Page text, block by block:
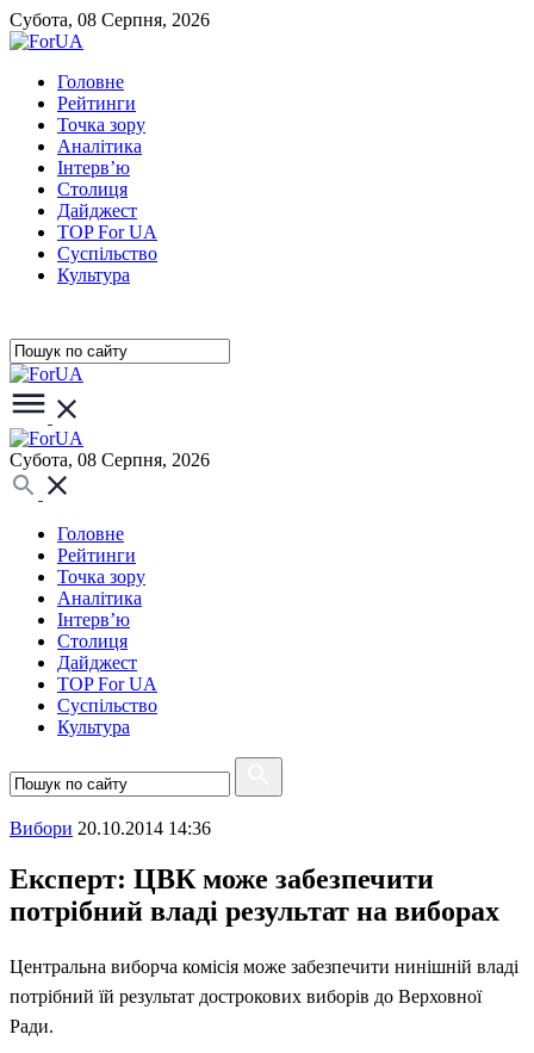
Субота, 08 Серпня, 2026
Головне
Рейтинги
Точка зору
Аналітика
Інтерв’ю
Столиця
Дайджест
TOP For UA
Суспiльство
Культура
Субота, 08 Серпня, 2026
Головне
Рейтинги
Точка зору
Аналітика
Інтерв’ю
Столиця
Дайджест
TOP For UA
Суспiльство
Культура
Вибори 20.10.2014 14:36
Експерт: ЦВК може забезпечити
потрібний владі результат на виборах
Центральна виборча комісія може забезпечити нинішній владі
потрібний їй результат дострокових виборів до Верховної
Ради.